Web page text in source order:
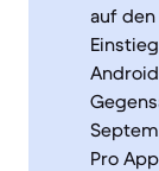
auf
Pro